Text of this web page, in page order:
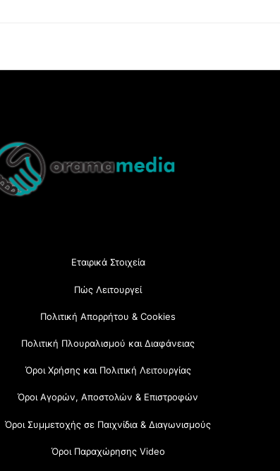
Top
Εταιρικά Στοιχεία
Πώς Λειτουργεί
Πολιτική Απορρήτου & Cookies
Πολιτική Πλουραλισμού και Διαφάνειας
Όροι Χρήσης και Πολιτική Λειτουργίας
Όροι Αγορών, Αποστολών & Επιστροφών
Όροι Συμμετοχής σε Παιχνίδια & Διαγωνισμούς
Όροι Παραχώρησης Video